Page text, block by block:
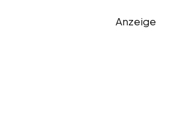
Anzeige